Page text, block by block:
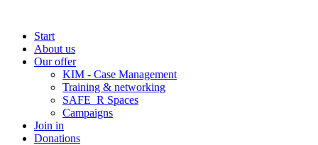
Start
About us
Our offer
KIM - Case Management
Training & networking
SAFE_R Spaces
Campaigns
Join in
Donations